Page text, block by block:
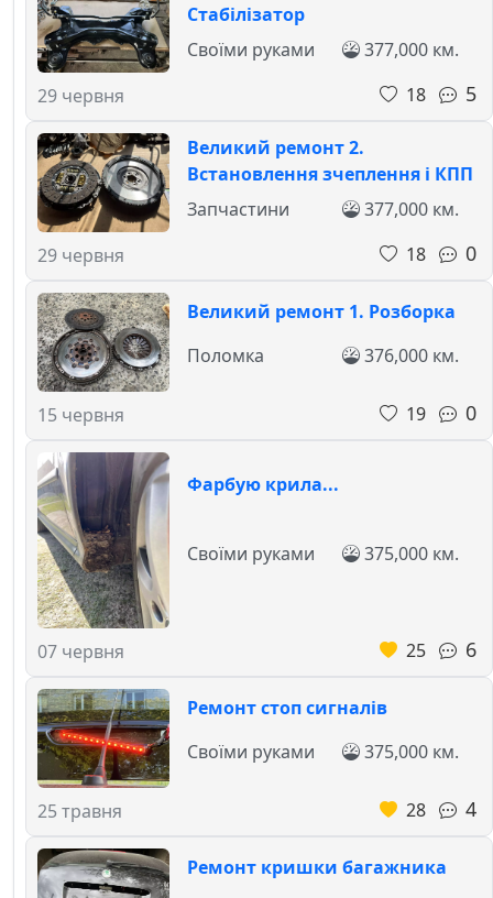
Стабілізатор
29 червня
Своїми руками
377,000 км.
18
5
Великий ремонт 2.
Встановлення зчеплення і КПП
29 червня
Запчастини
377,000 км.
18
0
Великий ремонт 1. Розборка
15 червня
Поломка 376,000 км.
19 0
Фарбую крила...
07 червня
Своїми руками 375,000 км.
25 6
Ремонт стоп сигналів
25 травня
Своїми руками 375,000 км.
28 4
Ремонт кришки багажника